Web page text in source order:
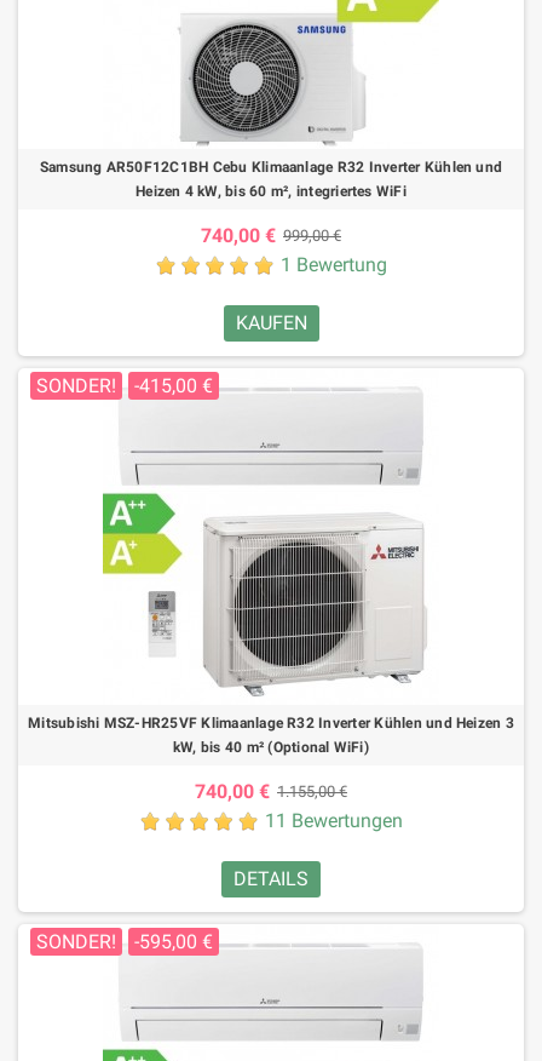
Samsung AR50F12C1BH Cebu Klimaanlage R32 Inverter Kühlen und
Heizen 4 kW, bis 60 m², integriertes WiFi
740,00 € 999,00 €
1 Bewertung
KAUFEN
SONDER! -415,00 €
Mitsubishi MSZ-HR25VF Klimaanlage R32 Inverter Kühlen und Heizen 3
kW, bis 40 m² (Optional WiFi)
740,00 € 1.155,00 €
11 Bewertungen
DETAILS
SONDER! -595,00 €